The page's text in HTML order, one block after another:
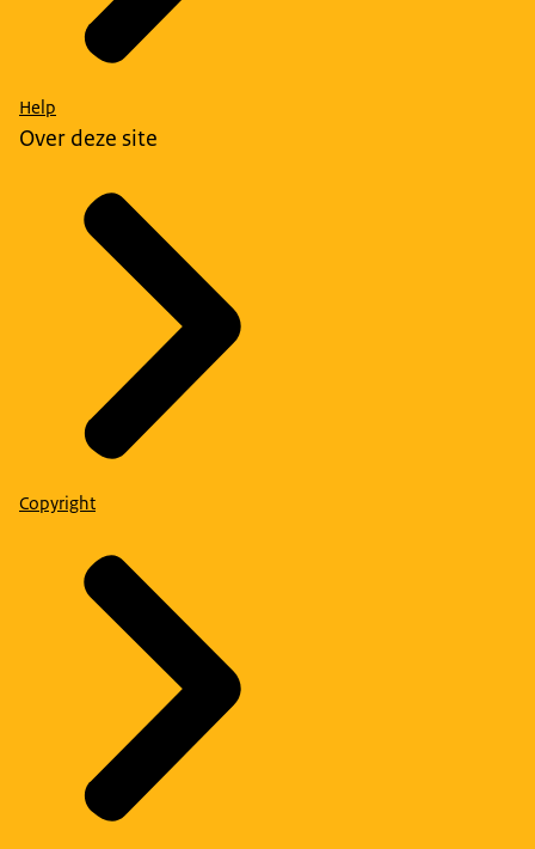
Help
Over deze site
Copyright